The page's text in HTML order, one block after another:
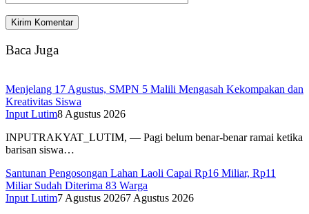
Baca Juga
Menjelang 17 Agustus, SMPN 5 Malili Mengasah Kekompakan dan
Kreativitas Siswa
Input Lutim8 Agustus 2026
INPUTRAKYAT_LUTIM, — Pagi belum benar-benar ramai ketika
barisan siswa…
Santunan Pengosongan Lahan Laoli Capai Rp16 Miliar, Rp11
Miliar Sudah Diterima 83 Warga
Input Lutim7 Agustus 20267 Agustus 2026